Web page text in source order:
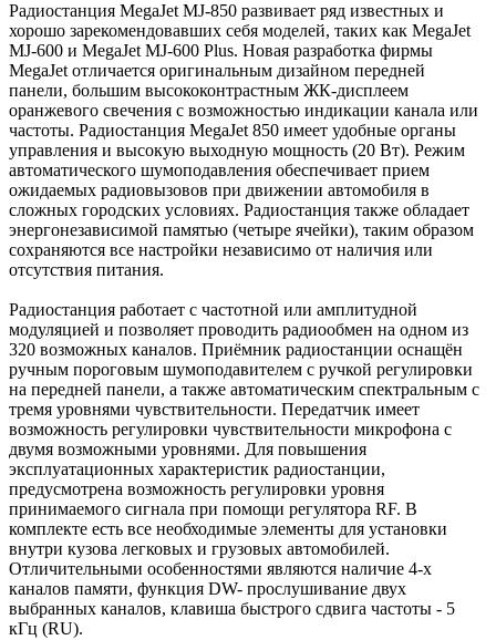
Радиостанция MegaJet MJ-850 развивает ряд известных и
хорошо зарекомендовавших себя моделей, таких как MegaJet
MJ-600 и MegaJet MJ-600 Plus. Новая разработка фирмы
MegaJet отличается оригинальным дизайном передней
панели, большим высококонтрастным ЖК-дисплеем
оранжевого свечения с возможностью индикации канала или
частоты. Радиостанция MegaJet 850 имеет удобные органы
управления и высокую выходную мощность (20 Вт). Режим
автоматического шумоподавления обеспечивает прием
ожидаемых радиовызовов при движении автомобиля в
сложных городских условиях. Радиостанция также обладает
энергонезависимой памятью (четыре ячейки), таким образом
сохраняются все настройки независимо от наличия или
отсутствия питания.
Радиостанция работает с частотной или амплитудной
модуляцией и позволяет проводить радиообмен на одном из
320 возможных каналов. Приёмник радиостанции оснащён
ручным пороговым шумоподавителем с ручкой регулировки
на передней панели, а также автоматическим спектральным с
тремя уровнями чувствительности. Передатчик имеет
возможность регулировки чувствительности микрофона с
двумя возможными уровнями. Для повышения
эксплуатационных характеристик радиостанции,
предусмотрена возможность регулировки уровня
принимаемого сигнала при помощи регулятора RF. В
комплекте есть все необходимые элементы для установки
внутри кузова легковых и грузовых автомобилей.
Отличительными особенностями являются наличие 4-х
каналов памяти, функция DW- прослушивание двух
выбранных каналов, клавиша быстрого сдвига частоты - 5
кГц (RU).